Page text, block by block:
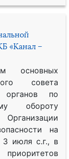
«Канал –
основных
совета
органов по
обороту
Организации
на
июля с.г., в